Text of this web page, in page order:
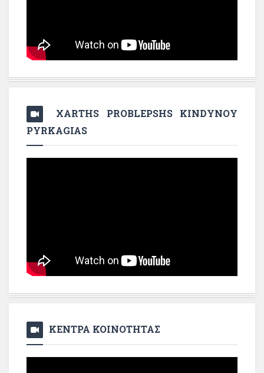
XARTHS PROBLEPSHS KINDYNOY
PYRKAGIAS
ΚΕΝΤΡΑ ΚΟΙΝΟΤΗΤΑΣ